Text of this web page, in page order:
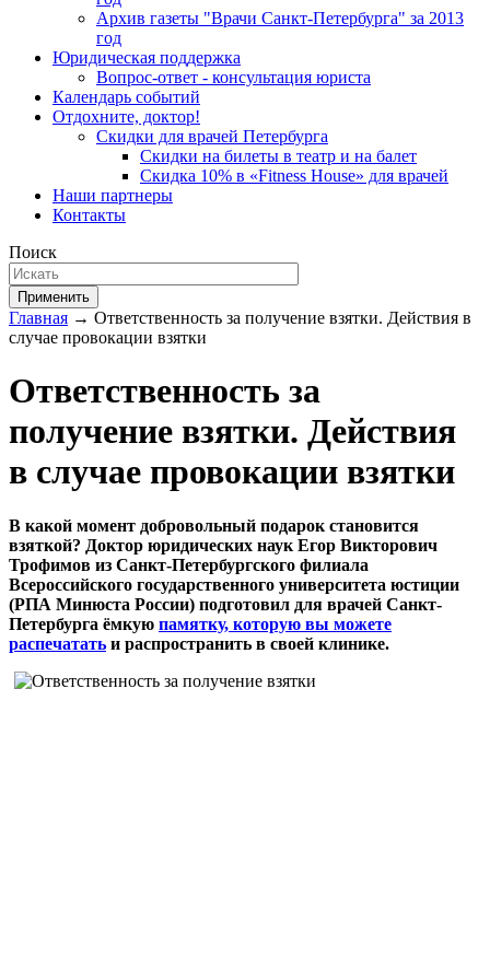
Архив газеты "Врачи Санкт-Петербурга" за 2013
год
Юридическая поддержка
Вопрос-ответ - консультация юриста
Календарь событий
Отдохните, доктор!
Скидки для врачей Петербурга
Скидки на билеты в театр и на балет
Скидка 10% в «Fitness House» для врачей
Наши партнеры
Контакты
Поиск
Применить
Главная → Ответственность за получение взятки. Действия в
случае провокации взятки
Ответственность за
получение взятки. Действия
в случае провокации взятки
В какой момент добровольный подарок становится
взяткой? Доктор юридических наук Егор Викторович
Трофимов из Санкт-Петербургского филиала
Всероссийского государственного университета юстиции
(РПА Минюста России) подготовил для врачей Санкт-
Петербурга ёмкую памятку, которую вы можете
распечатать и распространить в своей клинике.